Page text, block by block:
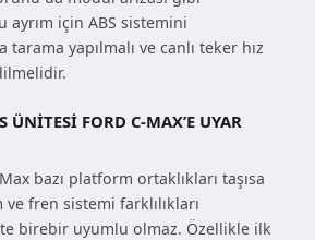
için ABS sistemini
yapılmalı ve canlı teker hız
ÜNITESI FORD C-MAX’E UYAR
bazı platform ortaklıkları taşısa
fren sistemi farklılıkları
birebir uyumlu olmaz. Özellikle ilk